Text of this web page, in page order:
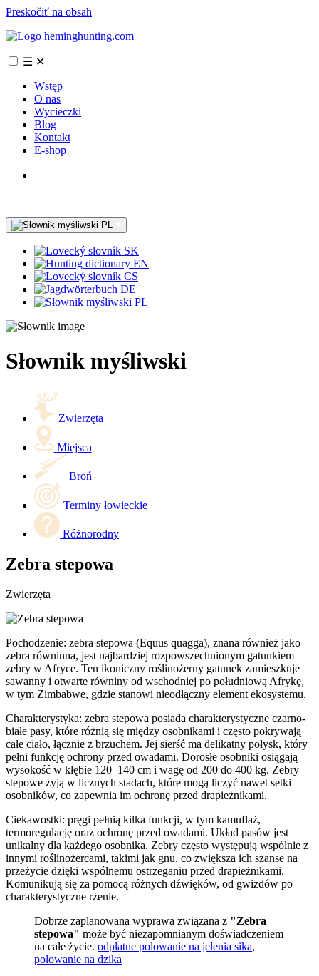
Preskočiť na obsah
☰ ✕
Wstęp
O nas
Wycieczki
Blog
Kontakt
E-shop
PL
SK
EN
CS
DE
PL
Słownik myśliwski
Zwierzęta
Miejsca
Broń
Terminy łowieckie
Różnorodny
Zebra stepowa
Zwierzęta
Pochodzenie: zebra stepowa (Equus quagga), znana również jako
zebra równinna, jest najbardziej rozpowszechnionym gatunkiem
zebry w Afryce. Ten ikoniczny roślinożerny gatunek zamieszkuje
sawanny i otwarte równiny od wschodniej po południową Afrykę,
w tym Zimbabwe, gdzie stanowi nieodłączny element ekosystemu.
Charakterystyka: zebra stepowa posiada charakterystyczne czarno-
białe pasy, które różnią się między osobnikami i często pokrywają
całe ciało, łącznie z brzuchem. Jej sierść ma delikatny połysk, który
pełni funkcję ochrony przed owadami. Dorosłe osobniki osiągają
wysokość w kłębie 120–140 cm i wagę od 200 do 400 kg. Zebry
stepowe żyją w licznych stadach, które mogą liczyć nawet setki
osobników, co zapewnia im ochronę przed drapieżnikami.
Ciekawostki: pręgi pełnią kilka funkcji, w tym kamuflaż,
termoregulację oraz ochronę przed owadami. Układ pasów jest
unikalny dla każdego osobnika. Zebry często występują wspólnie z
innymi roślinożercami, takimi jak gnu, co zwiększa ich szanse na
przeżycie dzięki wspólnemu ostrzeganiu przed drapieżnikami.
Komunikują się za pomocą różnych dźwięków, od gwizdów po
charakterystyczne rżenie.
Dobrze zaplanowana wyprawa związana z "Zebra
stepowa" może być niezapomnianym doświadczeniem
na całe życie. odpłatne polowanie na jelenia sika,
polowanie na dzika